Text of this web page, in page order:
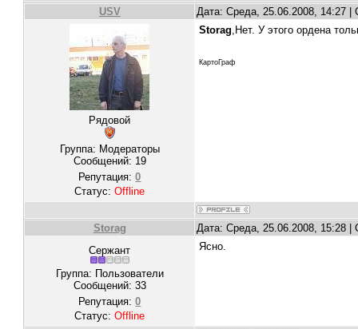
USV Дата: Среда, 25.06.2008, 14:27
Рядовой
Группа: Модераторы
Сообщений: 19
Репутация:0
Статус:Offline
Storag,Нет. У этого ордена
КартоГраф
Storag
Дата: Среда, 25.06.2008, 15:28
Сержант
Группа: Пользователи
Сообщений: 33
Репутация:0
Статус:Offline
Ясно.